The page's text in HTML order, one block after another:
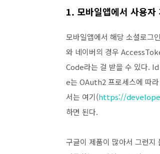
1. 모바일앱에서 사용자
모바일앱에서 해당 소셜로그
와 네이버의 경우
Code라는 걸 받을 수 있다.
e는 OAuth2 프로세스에 따
서는 여기(https://
하면 된다.
구글이 제품이 많아서 그런지